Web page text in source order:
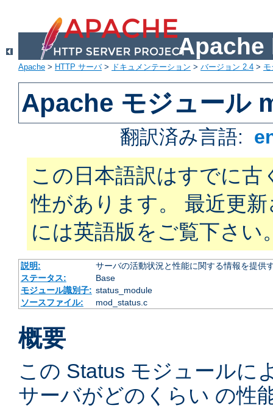
Apache
Apache > HTTP サーバ> ドキュメンテーション > バージョン 2.4 >
Apache モジュール
翻訳済み言語:
この日本語訳はすでに古
性があります。 最近更
には英語版をご覧下さい
説明:
サーバの活動状況と性能に関する情報を提供
ステータス:
Base
モジュール識別子: status_module
ソースファイル:
mod_status.c
概要
この Status モジュールに
サーバがどのくらい の性